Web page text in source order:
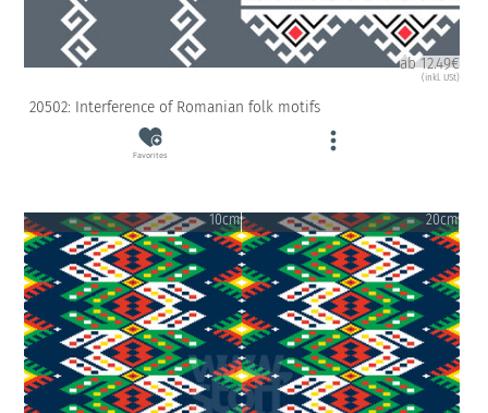
ab 12.49€
(inkl. USt)
20502: Interference of Romanian folk motifs
Favorites
10cm 20cm